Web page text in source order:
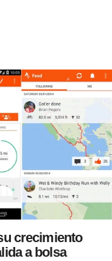
crecimiento
a bolsa